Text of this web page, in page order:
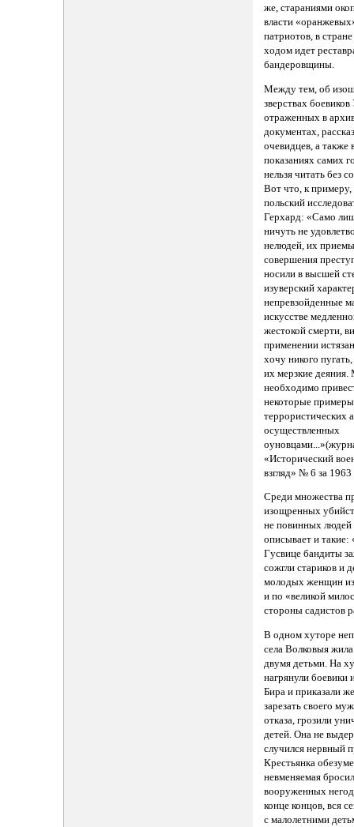
же, стараниями
власти
патриотов, в
ходом идет
бандеровщины.
Между тем, об
зверствах
отраженных в
документах,
очевидцев, а также
показаниях самих
нельзя читать без
Вот что, к
польский
Герхард: «Само
ничуть не
нелюдей, их
совершения
носили в высшей
изуверский
непревзойденные
искусстве
жестокой смерти,
применении
хочу никого
их мерзкие
необходимо
некоторые примеры
террористических
осуществленных
«Исторический
взгляд» № 6 за 1963
Среди множества
изощренных
не повинных людей
описывает и такие:
Гусвице бандиты
сожгли стариков и
молодых женщин
и по «великой
стороны садистов
В одном хуторе
села Волковыя
двумя детьми. На
нагрянули боевики
Бира и приказали
зарезать своего
отказа, грозили
детей. Она не
случился нервный
Крестьянка
невменяемая
вооруженных
конце концов, вся
с малолетними